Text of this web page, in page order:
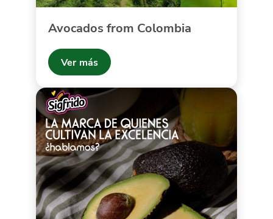
Avocados from Colombia
Ver más